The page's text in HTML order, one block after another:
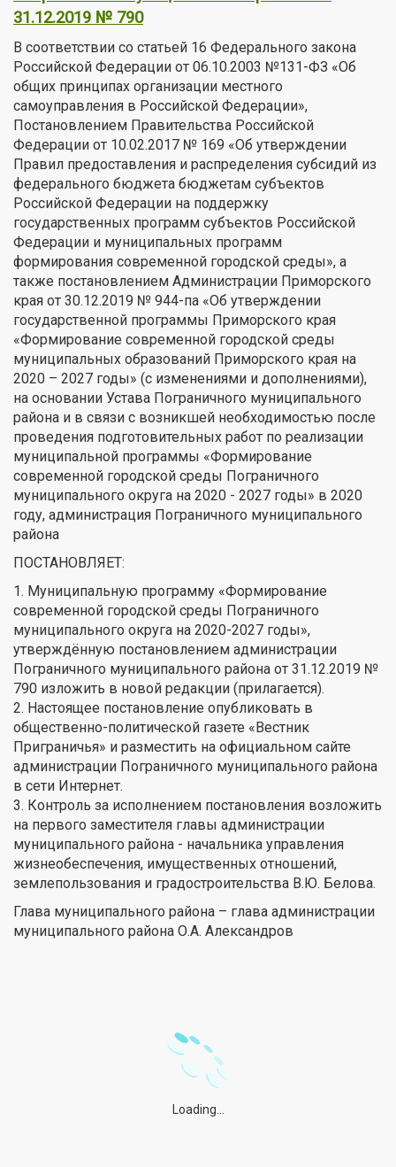
31.12.2019 № 790
В соответствии со статьей 16 Федерального закона
Российской Федерации от 06.10.2003 №131-ФЗ «Об
общих принципах организации местного
самоуправления в Российской Федерации»,
Постановлением Правительства Российской
Федерации от 10.02.2017 № 169 «Об утверждении
Правил предоставления и распределения субсидий из
федерального бюджета бюджетам субъектов
Российской Федерации на поддержку
государственных программ субъектов Российской
Федерации и муниципальных программ
формирования современной городской среды», а
также постановлением Администрации Приморского
края от 30.12.2019 № 944-па «Об утверждении
государственной программы Приморского края
«Формирование современной городской среды
муниципальных образований Приморского края на
2020 – 2027 годы» (с изменениями и дополнениями),
на основании Устава Пограничного муниципального
района и в связи с возникшей необходимостью после
проведения подготовительных работ по реализации
муниципальной программы «Формирование
современной городской среды Пограничного
муниципального округа на 2020 - 2027 годы» в 2020
году, администрация Пограничного муниципального
района
ПОСТАНОВЛЯЕТ:
1. Муниципальную программу «Формирование
современной городской среды Пограничного
муниципального округа на 2020-2027 годы»,
утверждённую постановлением администрации
Пограничного муниципального района от 31.12.2019 №
790 изложить в новой редакции (прилагается).
2. Настоящее постановление опубликовать в
общественно-политической газете «Вестник
Приграничья» и разместить на официальном сайте
администрации Пограничного муниципального района
в сети Интернет.
3. Контроль за исполнением постановления возложить
на первого заместителя главы администрации
муниципального района - начальника управления
жизнеобеспечения, имущественных отношений,
землепользования и градостроительства В.Ю. Белова.
Глава муниципального района – глава администрации
муниципального района О.А. Александров
Loading...